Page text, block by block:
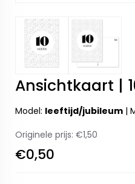
Ansichtkaart |
Model: leeftijd/jubileum |
Originele prijs: €1,50
€0,50